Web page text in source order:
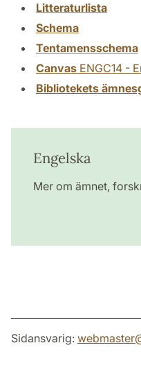
Litteraturlista
Schema
Tentamensschema
Canvas ENGC14 -
Bibliotekets
Engelska
Mer om ämnet,
Sidansvarig: webmaster